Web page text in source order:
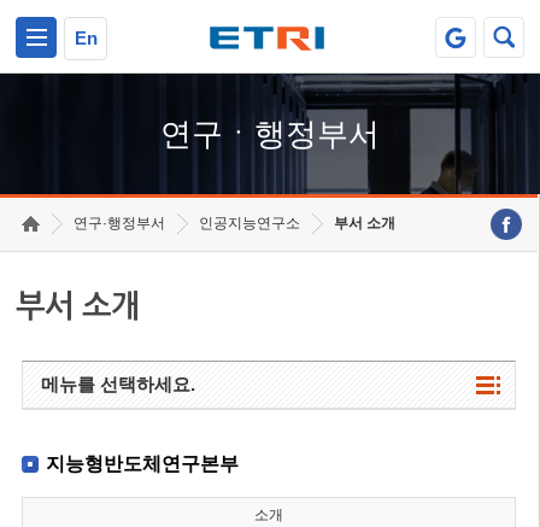
En
연구ㆍ행정부서
연구·행정부서 인공지능연구소 부서 소개
부서 소개
메뉴를 선택하세요.
지능형반도체연구본부
소개